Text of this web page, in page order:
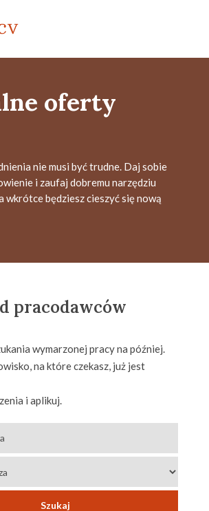
oferty
nie musi być trudne. Daj sobie
i zaufaj dobremu narzędziu
wkrótce będziesz cieszyć się nową
pracodawców
wymarzonej pracy na później.
na które czekasz, już jest
i aplikuj.